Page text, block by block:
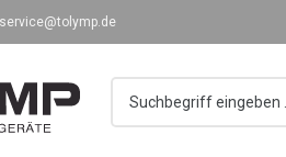
service@tolymp.de